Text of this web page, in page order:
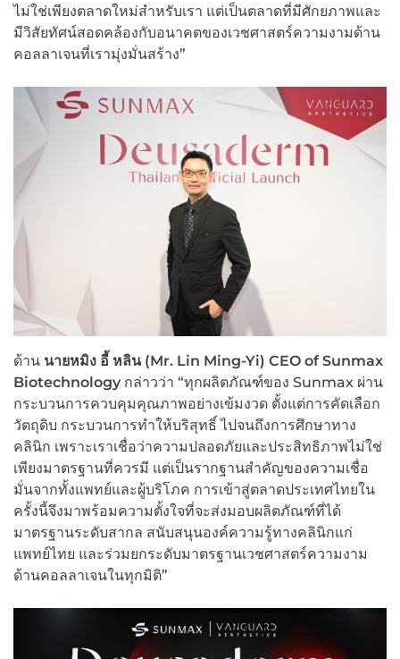
ไม่ใช่เพียงตลาดใหม่สำหรับเรา แต่เป็นตลาดที่มีศักยภาพและ
มีวิสัยทัศน์สอดคล้องกับอนาคตของเวชศาสตร์ความงามด้าน
คอลลาเจนที่เรามุ่งมั่นสร้าง”
ด้าน นายหมิง อี้ หลิน (Mr. Lin Ming-Yi) CEO of Sunmax
Biotechnology กล่าวว่า “ทุกผลิตภัณฑ์ของ Sunmax ผ่าน
กระบวนการควบคุมคุณภาพอย่างเข้มงวด ตั้งแต่การคัดเลือก
วัตถุดิบ กระบวนการทำให้บริสุทธิ์ ไปจนถึงการศึกษาทาง
คลินิก เพราะเราเชื่อว่าความปลอดภัยและประสิทธิภาพไม่ใช่
เพียงมาตรฐานที่ควรมี แต่เป็นรากฐานสำคัญของความเชื่อ
มั่นจากทั้งแพทย์และผู้บริโภค การเข้าสู่ตลาดประเทศไทยใน
ครั้งนี้จึงมาพร้อมความตั้งใจที่จะส่งมอบผลิตภัณฑ์ที่ได้
มาตรฐานระดับสากล สนับสนุนองค์ความรู้ทางคลินิกแก่
แพทย์ไทย และร่วมยกระดับมาตรฐานเวชศาสตร์ความงาม
ด้านคอลลาเจนในทุกมิติ”